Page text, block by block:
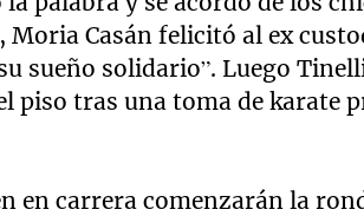
Casán felicitó al ex
sueño solidario”. Luego
piso tras una toma de karate
en carrera comenzarán la